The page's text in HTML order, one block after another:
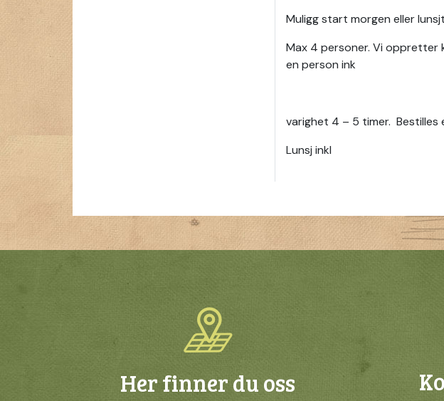
Muligg start morgen eller
Max 4 personer. Vi oppretter
en person ink
varighet 4 – 5 timer.
Lunsj inkl
Her finner du oss